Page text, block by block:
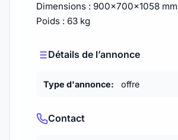
Dimensions : 900x700x1058 mm
Poids : 63 kg
Détails de l’annonce
Type d'annonce: offre
Contact